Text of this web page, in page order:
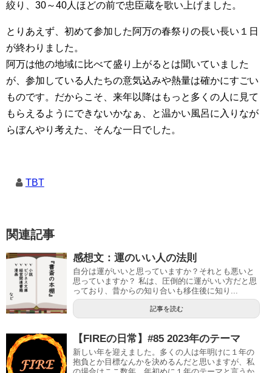
絞り、30～40人ほどの前で忠臣蔵を歌い上げました。
とりあえず、初めて参加した阿万の春祭りの長い長い１日
が終わりました。
阿万は他の地域に比べて盛り上がるとは聞いていました
が、参加している人たちの意気込みや熱量は確かにすごい
ものです。だからこそ、来年以降はもっと多くの人に見て
もらえるようにできないかなぁ、と温かい風呂に入りなが
らぼんやり考えた、そんな一日でした。
TBT
関連記事
感想文：運のいい人の法則
自分は運がいいと思っていますか？それとも悪いと
思っていますか？ 私は、圧倒的に運がいい方だと思
っており、昔からの知り合いも移住後に知り...
記事を読む
【FIREの日常】#85 2023年のテーマ
新しい年を迎えました。多くの人は年明けに１年の
抱負とか目標なんかを決めるんだと思いますが、私